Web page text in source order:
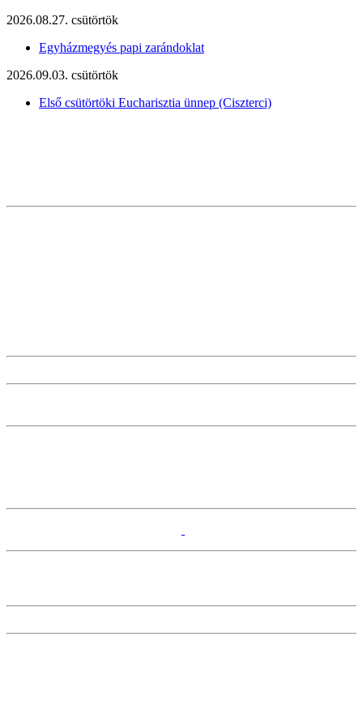
2026.08.27. csütörtök
Egyházmegyés papi zarándoklat
2026.09.03. csütörtök
Első csütörtöki Eucharisztia ünnep (Ciszterci)